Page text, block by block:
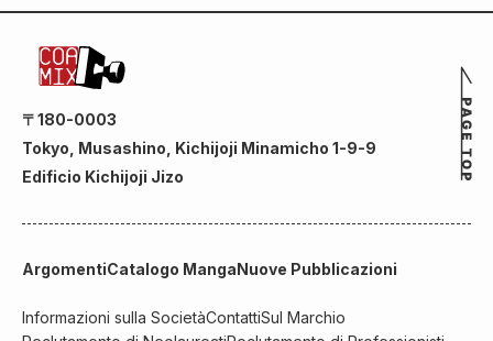
〒180-0003
Tokyo, Musashino, Kichijoji Minamicho 1-9-9
Edificio Kichijoji Jizo
ArgomentiCatalogo MangaNuove Pubblicazioni
Informazioni sulla SocietàContattiSul Marchio